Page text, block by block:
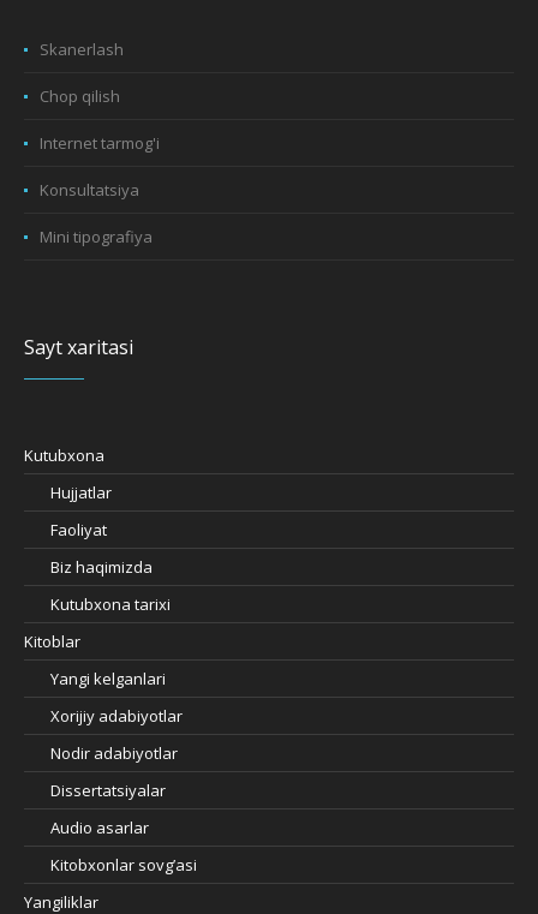
Skanerlash
Chop qilish
Internet tarmog'i
Konsultatsiya
Mini tipografiya
Sayt xaritasi
Kutubxona
Hujjatlar
Faoliyat
Biz haqimizda
Kutubxona tarixi
Kitoblar
Yangi kelganlari
Xorijiy adabiyotlar
Nodir adabiyotlar
Dissertatsiyalar
Audio asarlar
Kitobxonlar sovg’asi
Yangiliklar